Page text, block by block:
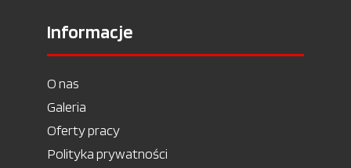
Informacje
O nas
Galeria
Oferty pracy
Polityka prywatności